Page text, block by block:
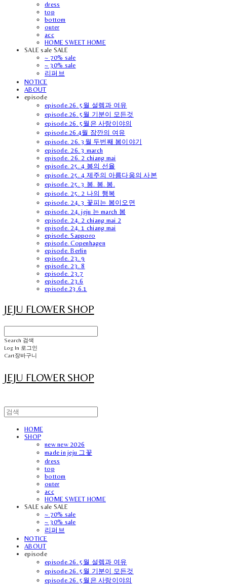
dress
top
bottom
outer
acc
HOME SWEET HOME
SALE sale SALE
~ 70% sale
~ 30% sale
리퍼브
NOTICE
ABOUT
episode
episode.26. 5월 설렘과 여유
episode.26. 5월 기분이 모든것
episode.26. 5월은 사랑이야의
episode.26.4월 잠깐의 여유
episode. 26. 3월 두번째 봄이야기
episode. 26. 3 march
episode. 26. 2 chiang mai
episode. 25. 4 봄의 선율
episode. 25. 4 제주의 아름다움의 사본
episode. 25. 3 봄. 봄. 봄.
episode. 25. 2 나의 행복
episode. 24. 3 꽃피는 봄이오면
episode. 24. jeju 는 march 봄
episode. 24. 2 chiang mai 2
episode. 24. 1 chiang mai
episode. Sapporo
episode. Copenhagen
episode. Berlin
episode. 23. 9
episode. 23. 8
episode. 23.7
episode. 23.6
episode.23.6.1
JEJU FLOWER SHOP
Search 검색
Log In 로그인
Cart장바구니
JEJU FLOWER SHOP
HOME
SHOP
new new 2026
made in jeju 그꽃
dress
top
bottom
outer
acc
HOME SWEET HOME
SALE sale SALE
~ 70% sale
~ 30% sale
리퍼브
NOTICE
ABOUT
episode
episode.26. 5월 설렘과 여유
episode.26. 5월 기분이 모든것
episode.26. 5월은 사랑이야의